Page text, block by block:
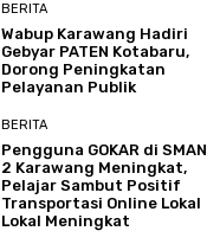
BERITA
Wabup Karawang Hadiri
Gebyar PATEN Kotabaru,
Dorong Peningkatan
Pelayanan Publik
BERITA
Pengguna GOKAR di SMAN
2 Karawang Meningkat,
Pelajar Sambut Positif
Transportasi Online Lokal
Lokal Meningkat